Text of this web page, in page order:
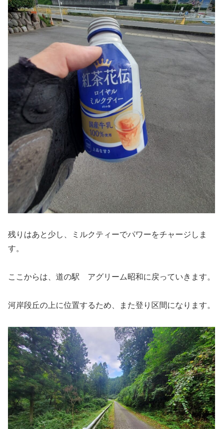
残りはあと少し、ミルクティーでパワーをチャージしま
す。
ここからは、道の駅 アグリーム昭和に戻っていきます。
河岸段丘の上に位置するため、また登り区間になります。